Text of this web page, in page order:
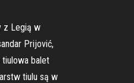
z Legią w
Prijović,
tiulowa balet
tiulu są w